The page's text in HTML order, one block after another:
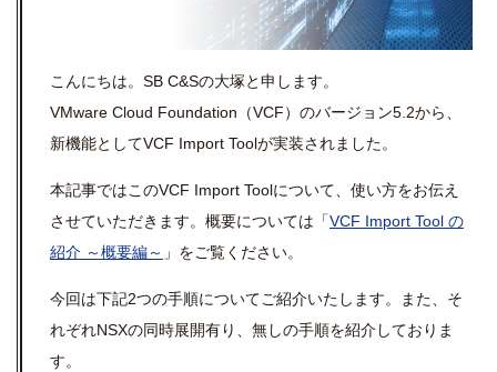
こんにちは。SB C&Sの大塚と申します。
VMware Cloud Foundation（VCF）のバージョン5.2から、
新機能としてVCF Import Toolが実装されました。
本記事ではこのVCF Import Toolについて、使い方をお伝え
させていただきます。概要については「VCF Import Tool の
紹介 ～概要編～ 」をご覧ください。
今回は下記2つの手順についてご紹介いたします。また、そ
れぞれNSXの同時展開有り、無しの手順を紹介しておりま
す。